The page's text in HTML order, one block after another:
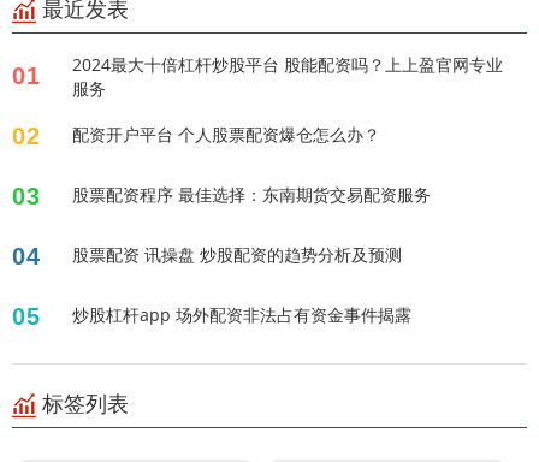
最近发表
01
2024最大十倍杠杆炒股平台 股能配资吗？上上盈官网专业
服务
02 配资开户平台 个人股票配资爆仓怎么办？
03 股票配资程序 最佳选择：东南期货交易配资服务
04 股票配资 讯操盘 炒股配资的趋势分析及预测
05 炒股杠杆app 场外配资非法占有资金事件揭露
标签列表